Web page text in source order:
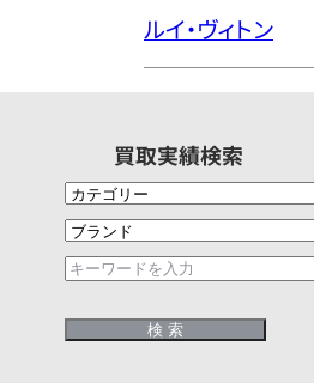
ルイ・ヴィトン
買取実績検索